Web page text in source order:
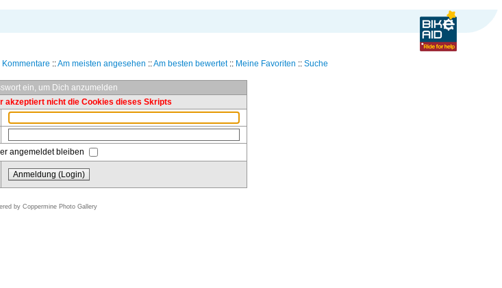
Kommentare ::Am meisten angesehen ::Am besten bewertet:: Meine Favoriten :: Suche
ein, um Dich anzumelden
akzeptiert nicht die Cookies dieses Skripts
angemeldet bleiben
by Coppermine Photo Gallery